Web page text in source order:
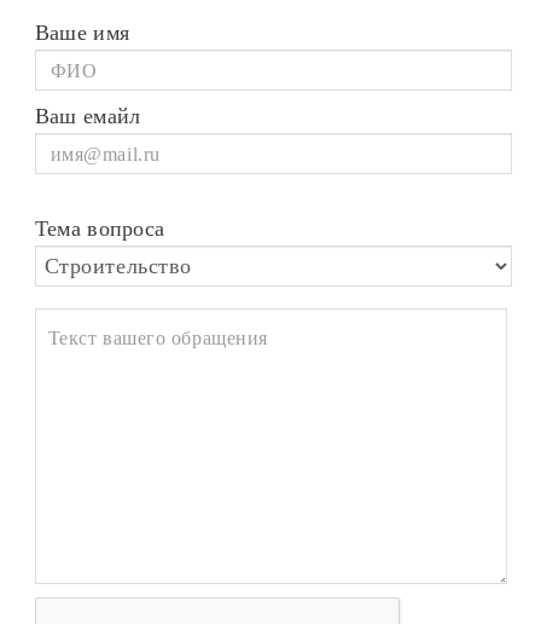
Ваше имя
Ваш емайл
Тема вопроса